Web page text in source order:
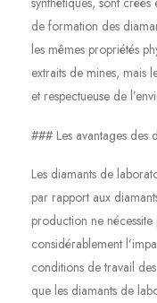
de formation des
les mêmes propriétés
extraits de mines, mais
et respectueuse de
### Les avantages des
Les diamants de
par rapport aux
production ne
considérablement
conditions de travail
que les diamants de